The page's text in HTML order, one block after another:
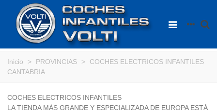
Inicio > PROVINCIAS >
COCHES ELECTRICOS INFANTILES
CANTABRIA
COCHES ELECTRICOS INFANTILES
LA TIENDA MÁS GRANDE Y ESPECIALIZADA DE EUROPA ESTÁ